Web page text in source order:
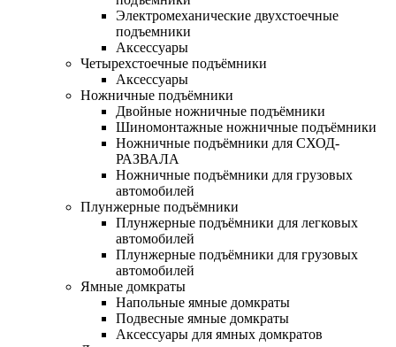
Электромеханические двухстоечные
подъемники
Аксессуары
Четырехстоечные подъёмники
Аксессуары
Ножничные подъёмники
Двойные ножничные подъёмники
Шиномонтажные ножничные подъёмники
Ножничные подъёмники для СХОД-
РАЗВАЛА
Ножничные подъёмники для грузовых
автомобилей
Плунжерные подъёмники
Плунжерные подъёмники для легковых
автомобилей
Плунжерные подъёмники для грузовых
автомобилей
Ямные домкраты
Напольные ямные домкраты
Подвесные ямные домкраты
Аксессуары для ямных домкратов